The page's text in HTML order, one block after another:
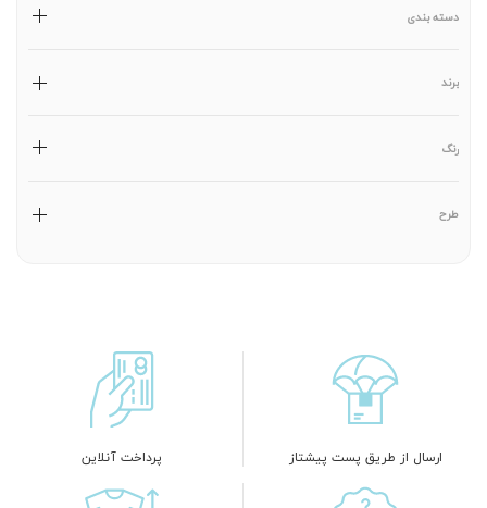
دسته بندی
برند
رنگ
طرح
ارسال از طریق پست پیشتاز پرداخت آنلاین